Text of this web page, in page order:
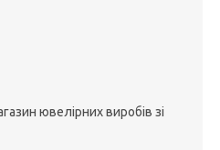
ювелірних виробів зі